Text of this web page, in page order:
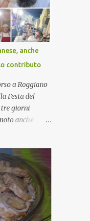
io avrò ospiti
: A dire il
preparo nulla
di fine
CoCo :
per riunirsi
insieme, con
il cibo,
per molte belle
: Si,
anche
contributo
a Roggiano
Festa del
tre giorni
anche
delle
Forestali
Un
utilizzato
tradizione o